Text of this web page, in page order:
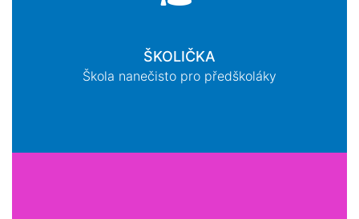
ŠKOLIČKA
Škola nanečisto pro předškoláky